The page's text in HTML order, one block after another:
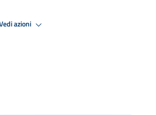
azioni